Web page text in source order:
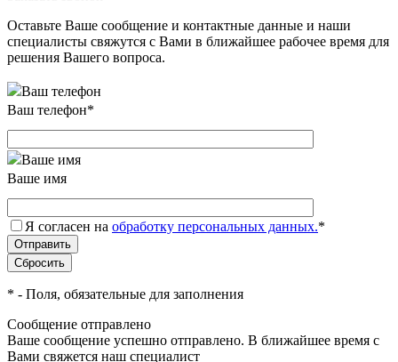
Оставьте Ваше сообщение и контактные данные и наши
специалисты свяжутся с Вами в ближайшее рабочее время для
решения Вашего вопроса.
Ваш телефон*
Ваше имя
Я согласен на обработку персональных данных.*
* - Поля, обязательные для заполнения
Сообщение отправлено
Ваше сообщение успешно отправлено. В ближайшее время с
Вами свяжется наш специалист